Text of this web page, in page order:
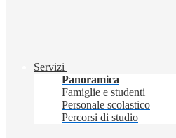
Servizi
Panoramica
Famiglie e studenti
Personale scolastico
Percorsi di studio